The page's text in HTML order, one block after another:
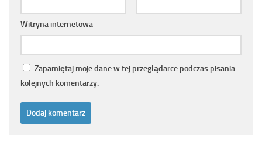
Witryna internetowa
Zapamiętaj moje dane w tej przeglądarce podczas pisania
kolejnych komentarzy.